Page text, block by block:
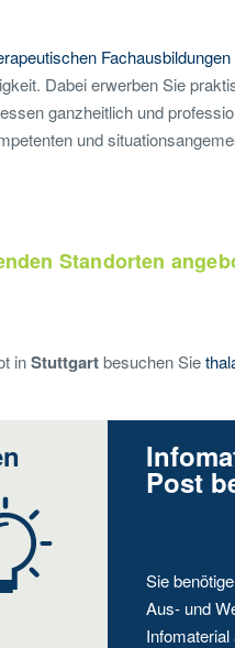
Fachausbildungen
Dabei erwerben Sie
ganzheitlich und
und
Standorten
inStuttgartbesuchen Sie
Post
Sie
Aus- und